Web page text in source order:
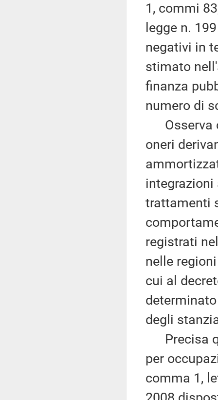
1, commi
legge n.
negativi in
stimato
finanza
numero di
Osserva
oneri
trattamenti
registrati
nelle
cui al
degli
Precisa
per
comma 1,